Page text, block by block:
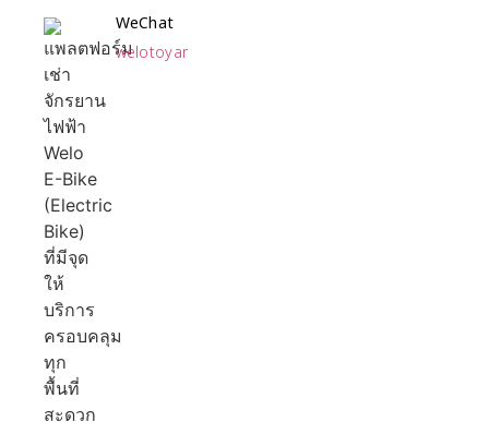
WeChat
welotoyar